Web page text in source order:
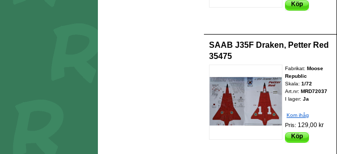
Köp
SAAB J35F Draken, Petter Red
35475
Fabrikat:Moose
Republic
Skala:1/72
Art.nr:MRD72037
I lager: Ja
Kom ihåg
Pris: 129,00 kr
Köp